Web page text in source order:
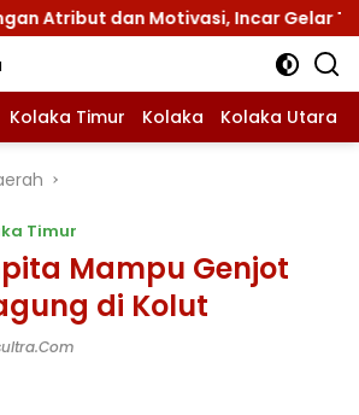
dan Motivasi, Incar Gelar Terbaik
Kolaka Timur Kolaka Kolaka Utara
Timur
Mampu Genjot
di Kolut